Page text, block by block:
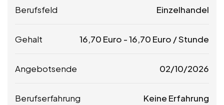
Berufsfeld Einzelhandel
Gehalt 16,70 Euro -16,70 Euro / Stunde
Angebotsende 02/10/2026
Berufserfahrung Keine Erfahrung